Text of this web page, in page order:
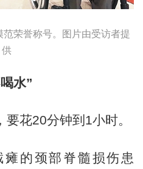
荣誉称号。图片由受访者提
供
水”
花20分钟到1小时。
的颈部脊髓损伤患